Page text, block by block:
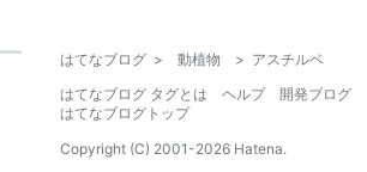
はてなブログ > 動植物 > アスチルベ
はてなブログ タグとは
ヘルプ
開発ブログ
はてなブログトップ
Copyright (C) 2001-2026 Hatena.